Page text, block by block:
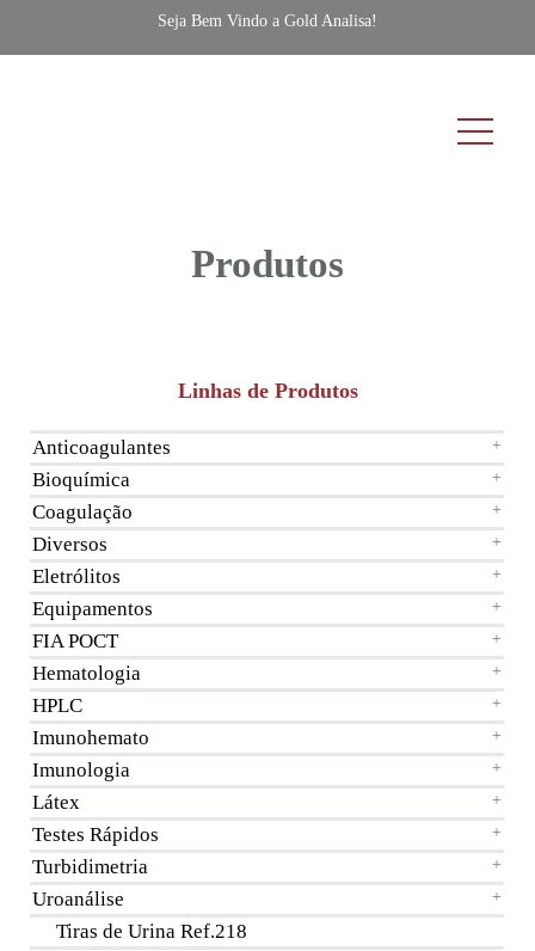
Seja Bem Vindo a Gold Analisa!
Produtos
Linhas de Produtos
Anticoagulantes +
Bioquímica +
Coagulação +
Diversos +
Eletrólitos +
Equipamentos +
FIA POCT +
Hematologia +
HPLC +
Imunohemato +
Imunologia +
Látex +
Testes Rápidos +
Turbidimetria +
Uroanálise +
Tiras de Urina Ref.218